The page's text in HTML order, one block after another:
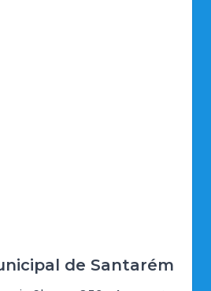
de Santarém